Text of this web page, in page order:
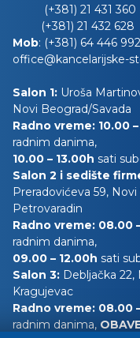
(+381) 21 431 360
(+381) 21 432 628
Mob: (+381) 64 446
office@kancelarijske-
Salon 1: Uroša
Novi Beograd/Savada
Radno vreme: 10.00
radnim danima,
10.00 – 13.00h sati
Salon 2 i sedište
Preradovićeva 59, Novi
Petrovaradin
Radno vreme: 08.00
radnim danima,
09.00 – 12.00h sati
Salon 3: Debljačka
Kragujevac
Radno vreme: 08.00
radnim danima,